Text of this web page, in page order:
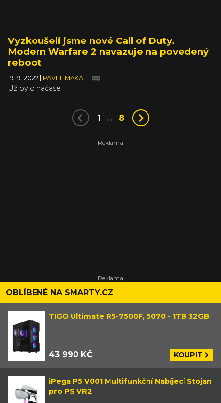
Vyzkoušeli jsme nové Call of Duty.
Modern Warfare 2 navazuje na povedený
reboot
19. 9. 2022 PAVEL MAKAL
Už bylo načase
1 … 8
OBLÍBENÉ NA SMARTY.CZ
TIGO Ultimate R5-7500F, 5070 - 1TB 32GB
43 990 KČ KOUPIT
iPega P5 V001 Multifunkční Nabíjecí Stojan
pro PS VR2